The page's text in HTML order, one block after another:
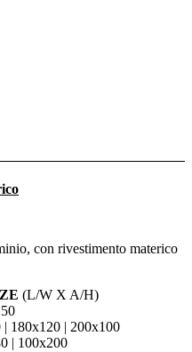
con rivestimento materico
(L/W X A/H)
180x120 | 200x100
| 100x200